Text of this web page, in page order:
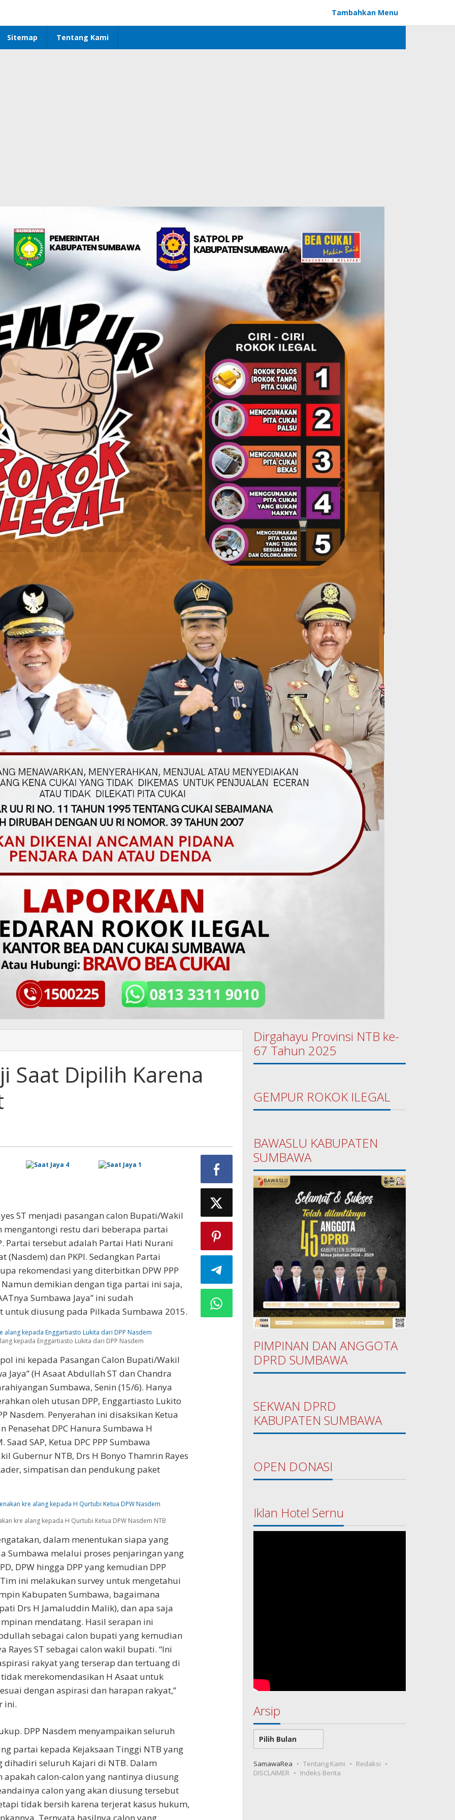
Tambahkan Menu
Sitemap Tentang Kami
Saat Dipilih Karena
ST menjadi pasangan calon Bupati/Wakil
mengantongi restu dari beberapa partai
Partai tersebut adalah Partai Hati Nurani
(Nasdem) dan PKPI. Sedangkan Partai
rekomendasi yang diterbitkan DPW PPP
demikian dengan tiga partai ini saja,
Sumbawa Jaya” ini sudah
diusung pada Pilkada Sumbawa 2015.
kepada Enggartiasto Lukita dari DPP Nasdem
ini kepada Pasangan Calon Bupati/Wakil
Jaya” (H Asaat Abdullah ST dan Chandra
Sumbawa, Senin (15/6). Hanya
oleh utusan DPP, Enggartiasto Lukito
Nasdem. Penyerahan ini disaksikan Ketua
Penasehat DPC Hanura Sumbawa H
SAP, Ketua DPC PPP Sumbawa
Gubernur NTB, Drs H Bonyo Thamrin Rayes
simpatisan dan pendukung paket
kre alang kepada H Qurtubi Ketua DPW Nasdem NTB
dalam menentukan siapa yang
Sumbawa melalui proses penjaringan yang
DPW hingga DPP yang kemudian DPP
ini melakukan survey untuk mengetahui
Kabupaten Sumbawa, bagaimana
Drs H Jamaluddin Malik), dan apa saja
mendatang. Hasil serapan ini
sebagai calon bupati yang kemudian
Rayes ST sebagai calon wakil bupati. “Ini
rakyat yang terserap dan tertuang di
merekomendasikan H Asaat untuk
dengan aspirasi dan harapan rakyat,”
ini.
DPP Nasdem menyampaikan seluruh
partai kepada Kejaksaan Tinggi NTB yang
seluruh Kajari di NTB. Dalam
calon-calon yang nantinya diusung
calon yang akan diusung tersebut
tidak bersih karena terjerat kasus hukum,
Dirgahayu Provinsi NTB ke-
67 Tahun 2025
GEMPUR ROKOK ILEGAL
BAWASLU KABUPATEN
SUMBAWA
PIMPINAN DAN ANGGOTA
DPRD SUMBAWA
SEKWAN DPRD
KABUPATEN SUMBAWA
OPEN DONASI
Iklan Hotel Sernu
Arsip
Arsip
SamawaRea Tentang Kami
Redaksi
DISCLAIMER
Indeks Berita